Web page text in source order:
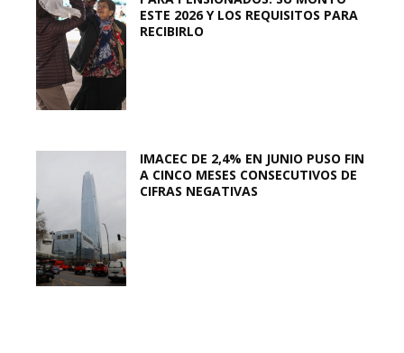
ESTE 2026 Y LOS REQUISITOS PARA
RECIBIRLO
IMACEC DE 2,4% EN JUNIO PUSO FIN
A CINCO MESES CONSECUTIVOS DE
CIFRAS NEGATIVAS